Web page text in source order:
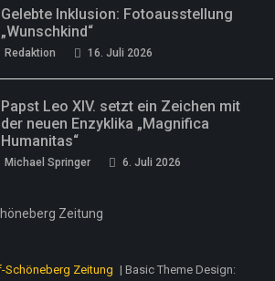
Gelebte Inklusion: Fotoausstellung
„Wunschkind“
Redaktion 16. Juli 2026
Papst Leo XIV. setzt ein Zeichen mit
der neuen Enzyklika „Magnifica
Humanitas“
Michael Springer 6. Juli 2026
Schöneberg Zeitung | Basic Theme Design: